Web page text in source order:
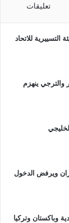
تعليقات
التسييرية للاتحاد
والترجي ينهزم
ويرفض الدخول
وباكستان وتركيا